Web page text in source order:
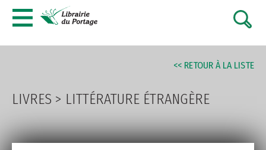
AVANCÉE
<< RETOUR À LA LISTE
LIVRES > LITTÉRATURE ÉTRANGÈRE